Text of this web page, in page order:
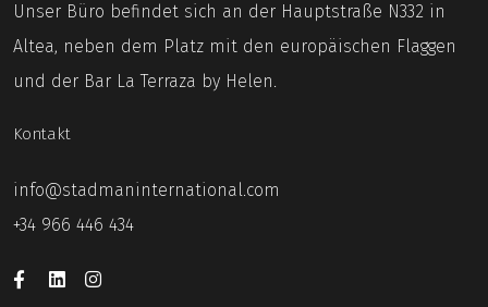
Unser Büro befindet sich an der Hauptstraße N332 in
Altea, neben dem Platz mit den europäischen Flaggen
und der Bar La Terraza by Helen.
Kontakt
info@stadmaninternational.com
+34 966 446 434